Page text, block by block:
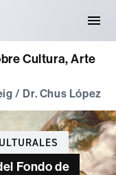
Cultura, Arte
/ Dr. Chus López
Fondo de